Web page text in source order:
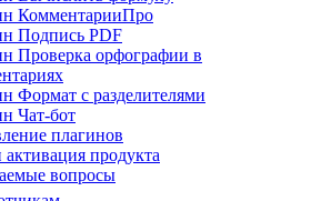
КомментарииПро
Подпись PDF
Проверка орфографии в
Формат с разделителями
Чат-бот
плагинов
продукта
вопросы